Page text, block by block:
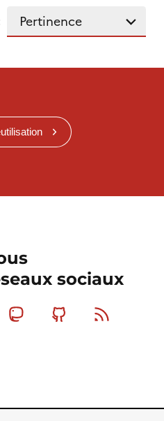
sociaux
MastodonGithub